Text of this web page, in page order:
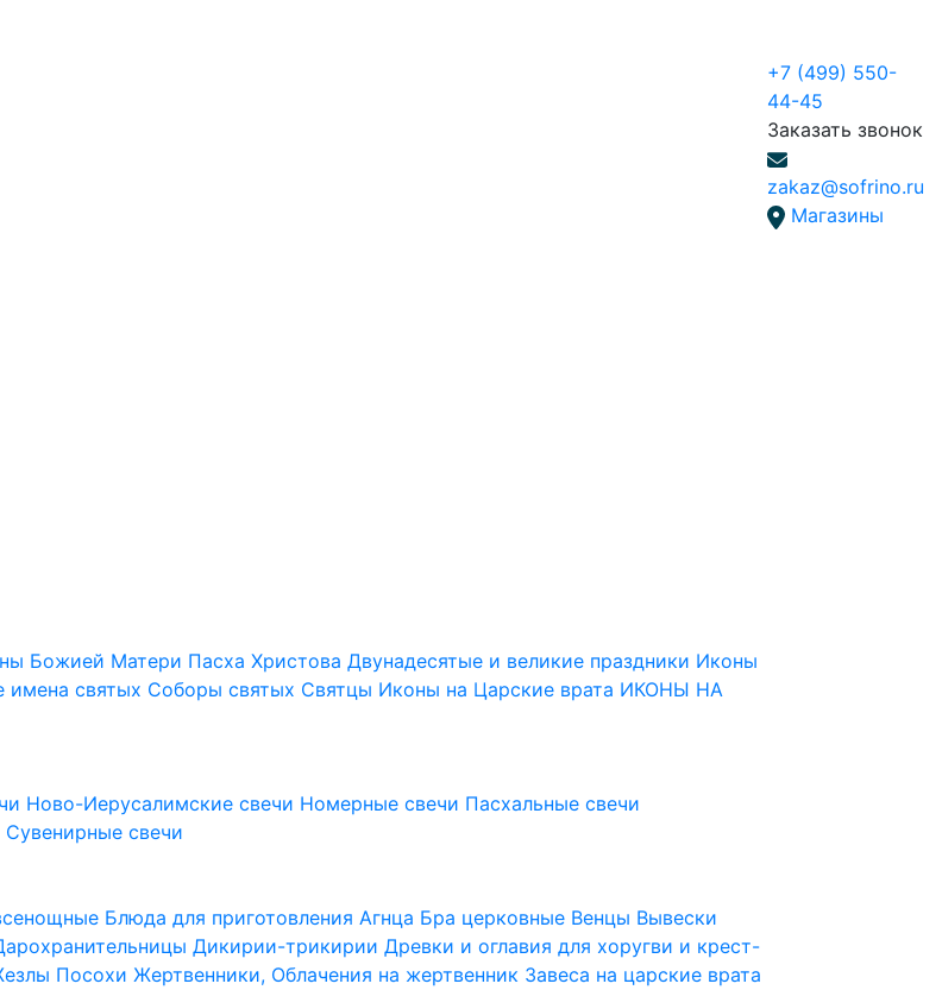
Божией Матери Пасха ХристоваДвунадесятые и великие праздники Иконы
имена святых Соборы святых Святцы Иконы на Царские врата ИКОНЫ НА
Ново-Иерусалимские свечи Номерные свечи Пасхальные свечи
Сувенирные свечи
Блюда для приготовления Агнца Бра церковные Венцы Вывески
Дикирии-трикирииДревки и оглавия для хоругви и крест-
ПосохиЖертвенники, Облачения на жертвенник Завеса на царские врата
+7 (499) 550-
44-45
Заказать звонок
zakaz@sofrino.ru
Магазины